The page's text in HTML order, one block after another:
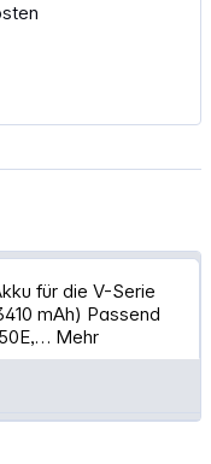
für die V-Serie
mAh) Passend
Mehr